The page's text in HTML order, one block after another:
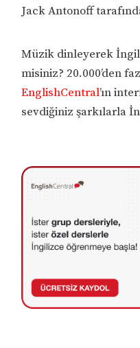
Jack Antonoff
Müzik dinleyerek
misiniz? 20.000’den
EnglishCentral’ın
sevdiğiniz şarkılarla